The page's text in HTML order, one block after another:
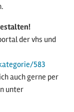
der vhs und
583
auch gerne per
unter